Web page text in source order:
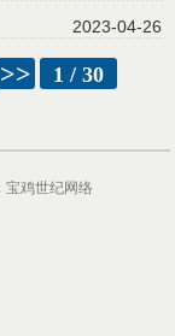
2023-04-26
>> 1 / 30
鸡世纪网络